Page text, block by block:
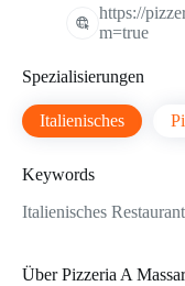
https://
m=true
Spezialisierungen
Italienisches
Keywords
Italienisches
Über Pizzeria A